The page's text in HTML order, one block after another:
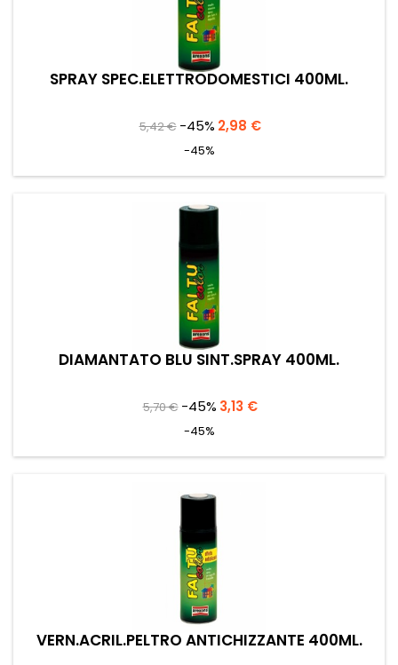
SPRAY SPEC.ELETTRODOMESTICI 400ML.
Prezzo
5,42 € -45% Prezzo
2,98 €
-45%
DIAMANTATO BLU SINT.SPRAY 400ML.
Prezzo
5,70 € -45% Prezzo
3,13 €
-45%
VERN.ACRIL.PELTRO ANTICHIZZANTE 400ML.